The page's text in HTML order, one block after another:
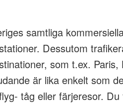
samtliga
Dessutom
som t.ex.
är lika enkelt som
tåg eller färjeresor.